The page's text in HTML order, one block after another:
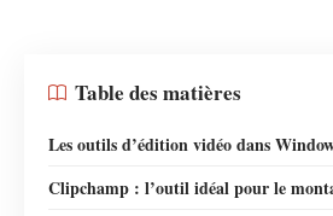
Table des matières
Les outils d’édition vidéo dans
Clipchamp : l’outil idéal pour le